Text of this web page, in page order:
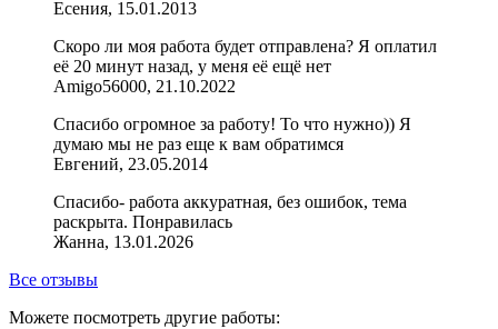
Есения, 15.01.2013
Скоро ли моя работа будет отправлена? Я оплатил
еë 20 минут назад, у меня её ещё нет
Amigo56000, 21.10.2022
Спасибо огромное за работу! То что нужно)) Я
думаю мы не раз еще к вам обратимся
Евгений, 23.05.2014
Спасибо- работа аккуратная, без ошибок, тема
раскрыта. Понравилась
Жанна, 13.01.2026
Все отзывы
Можете посмотреть другие работы: